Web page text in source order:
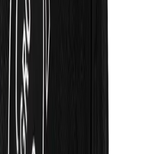
ve kalıcı yapısıyla mor tonlarıyla
yaratmanızı sağlar. Uygulaması kolay, çeşitli
makyaj tarzına uyum sağlar.